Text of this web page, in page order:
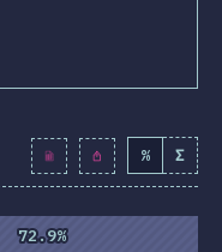
80.8 % ( 9281
% Σ
72.9%
72.9%